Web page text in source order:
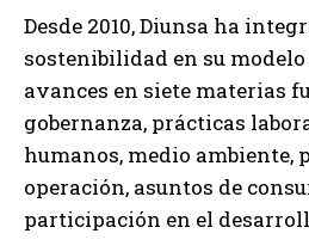
Desde 2010, Diunsa ha
sostenibilidad en su
avances en siete materias
gobernanza, prácticas
humanos, medio ambiente,
operación, asuntos de
participación en el